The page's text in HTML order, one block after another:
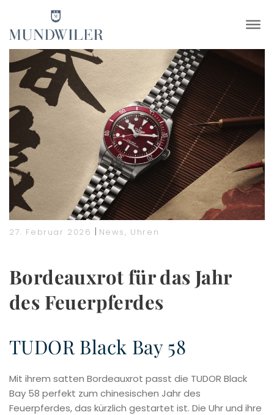
×
27. Februar 2026 | News, Uhren
Bordeauxrot für das Jahr
des Feuerpferdes
TUDOR Black Bay 58
Mit ihrem satten Bordeauxrot passt die TUDOR Black
Bay 58 perfekt zum chinesischen Jahr des
Feuerpferdes, das kürzlich gestartet ist. Die Uhr und ihre